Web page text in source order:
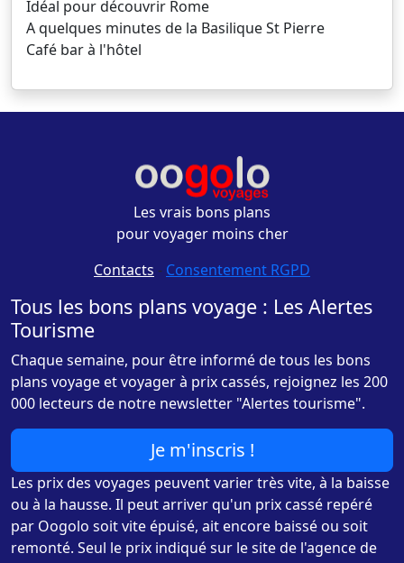
Idéal pour découvrir Rome
A quelques minutes de la Basilique St Pierre
Café bar à l'hôtel
Les vrais bons plans
pour voyager moins cher
Contacts - Consentement RGPD
Tous les bons plans voyage : Les Alertes
Tourisme
Chaque semaine, pour être informé de tous les bons
plans voyage et voyager à prix cassés, rejoignez les 200
000 lecteurs de notre newsletter "Alertes tourisme".
Je m'inscris !
Les prix des voyages peuvent varier très vite, à la baisse
ou à la hausse. Il peut arriver qu'un prix cassé repéré
par Oogolo soit vite épuisé, ait encore baissé ou soit
remonté. Seul le prix indiqué sur le site de l'agence de